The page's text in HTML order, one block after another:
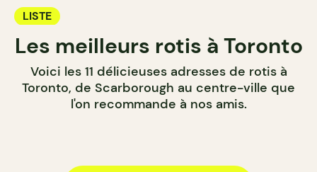
LISTE
Les meilleurs rotis à Toronto
Voici les 11 délicieuses adresses de rotis à
Toronto, de Scarborough au centre-ville que
l'on recommande à nos amis.